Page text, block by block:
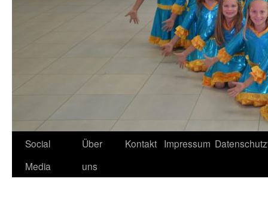
Social
Media
Über
uns
Kontakt Impressum